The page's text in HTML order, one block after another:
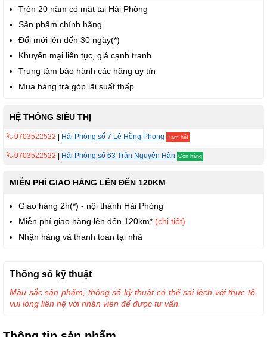
Trên 20 năm có mặt tại Hải Phòng
Sản phẩm chính hãng
Đổi mới lên đến 30 ngày(*)
Khuyến mại liên tục, giá cạnh tranh
Trung tâm bảo hành các hãng uy tín
Mua hàng trả góp lãi suất thấp
HỆ THỐNG SIÊU THỊ
0703522522 Hải Phòng số 7 Lê Hồng Phong Tạm hết
0703522522 Hải Phòng số 63 Trần Nguyên Hãn Còn hàng
MIỄN PHÍ GIAO HÀNG LÊN ĐẾN 120KM
Giao hàng 2h(*) - nội thành Hải Phòng
Miễn phí giao hàng lên đến 120km* (chi tiết)
Nhận hàng và thanh toán tại nhà
Thông số kỹ thuật
Màu sắc sản phẩm, thông số kỹ thuật có thể sai lệch với thực tế,
vui lòng liên hệ với nhân viên để được tư vấn.